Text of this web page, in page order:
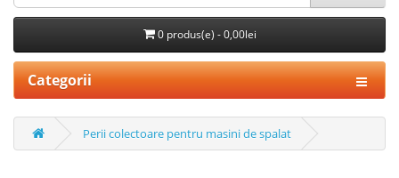
0 produs(e) - 0,00lei
Categorii
Perii colectoare pentru masini de spalat